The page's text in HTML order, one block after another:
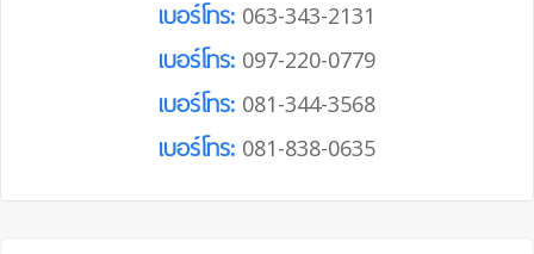
เบอร์โทร: 063-343-2131
เบอร์โทร: 097-220-0779
เบอร์โทร: 081-344-3568
เบอร์โทร: 081-838-0635